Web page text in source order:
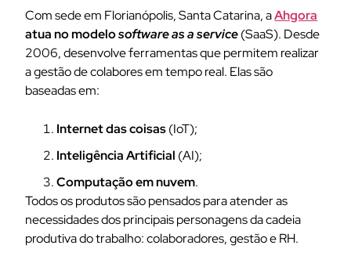
Com sede em Florianópolis, Santa Catarina, aAhgora
atua no modelosoftware as a service(SaaS). Desde
2006, desenvolve ferramentas que permitem realizar
a gestão de colabores em tempo real. Elas são
baseadas em:
Internet das coisas(IoT);
Inteligência Artificial (AI);
Computação em nuvem.
Todos os produtos são pensados para atender as
necessidades dos principais personagens da cadeia
produtiva do trabalho: colaboradores, gestão e RH.